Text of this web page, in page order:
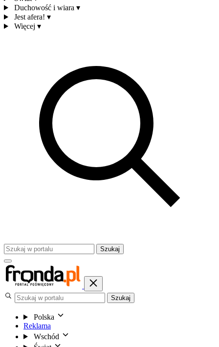
Duchowość i wiara ▾
Jest afera! ▾
Więcej ▾
Szukaj
Szukaj
Polska
Reklama
Wschód